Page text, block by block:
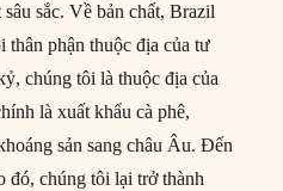
sắc. Về bản chất, Brazil
thân phận thuộc địa của tư
chúng tôi là thuộc địa của
là xuất khẩu cà phê,
sản sang châu Âu. Đến
đó, chúng tôi lại trở thành